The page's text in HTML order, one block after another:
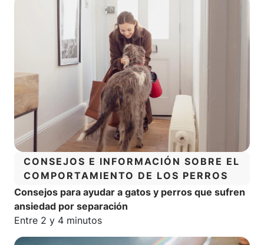
CATEGORÍA:
CONSEJOS E INFORMACIÓN SOBRE EL
COMPORTAMIENTO DE LOS PERROS
Consejos para ayudar a gatos y perros que sufren
ansiedad por separación
Tiempo estimado de lectura:
Entre 2 y 4 minutos